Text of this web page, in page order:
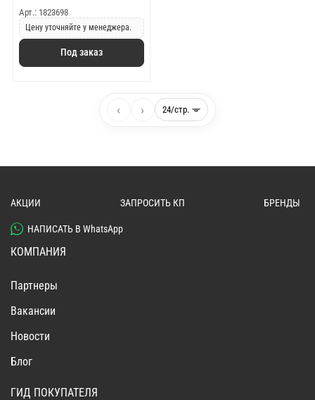
Арт.: 1823698
Цену уточняйте у менеджера.
Под заказ
‹ ›
АКЦИИ ЗАПРОСИТЬ КП БРЕНДЫ
НАПИСАТЬ В WhatsApp
КОМПАНИЯ
Партнеры
Вакансии
Новости
Блог
ГИД ПОКУПАТЕЛЯ